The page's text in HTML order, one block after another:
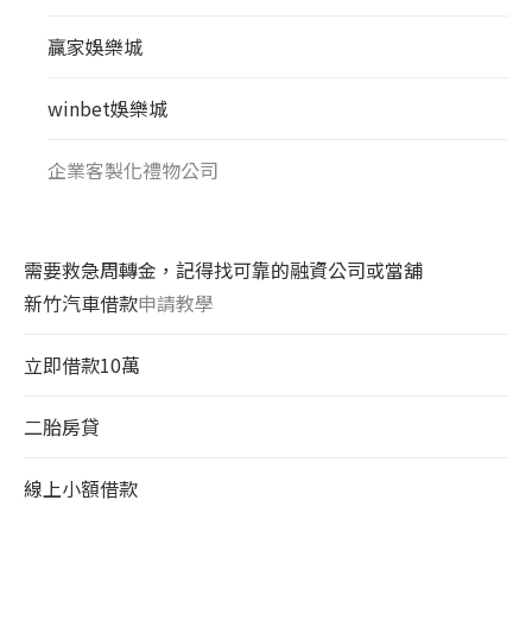
贏家娛樂城
winbet娛樂城
企業客製化禮物公司
需要救急周轉金，記得找可靠的融資公司或當舖
新竹汽車借款申請教學
立即借款10萬
二胎房貸
線上小額借款